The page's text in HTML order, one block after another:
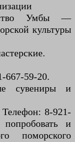
Умбы —
культуры
667-59-20.
сувениры и
8-921-
и
поморского